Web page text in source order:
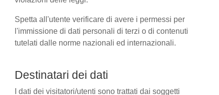
Spetta all'utente verificare di avere i permessi per
l'immissione di dati personali di terzi o di contenuti
tutelati dalle norme nazionali ed internazionali.
Destinatari dei dati
I dati dei visitatori/utenti sono trattati dai soggetti